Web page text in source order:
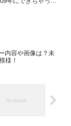
内容や画像は？未
様！